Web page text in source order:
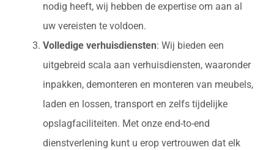
nodig heeft, wij hebben de expertise om aan al
uw vereisten te voldoen.
Volledige verhuisdiensten: Wij bieden een
uitgebreid scala aan verhuisdiensten, waaronder
inpakken, demonteren en monteren van meubels,
laden en lossen, transport en zelfs tijdelijke
opslagfaciliteiten. Met onze end-to-end
dienstverlening kunt u erop vertrouwen dat elk